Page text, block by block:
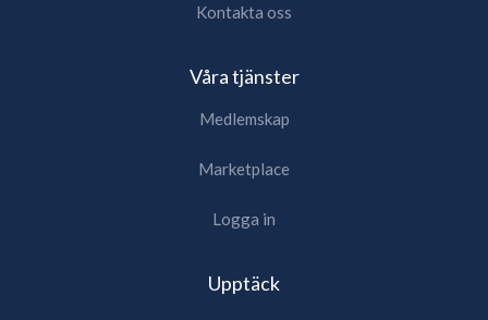
Kontakta oss
Våra tjänster
Medlemskap
Marketplace
Logga in
Upptäck